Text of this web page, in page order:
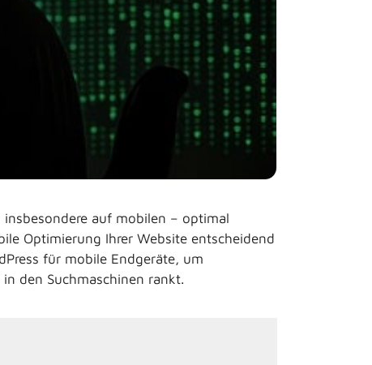
auf mobilen – optimal
Optimierung Ihrer Website entscheidend
für mobile Endgeräte, um
den Suchmaschinen rankt.